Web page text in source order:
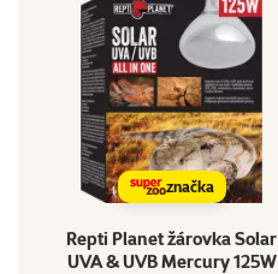
značka
Repti Planet žárovka Solar
UVA & UVB Mercury 125W